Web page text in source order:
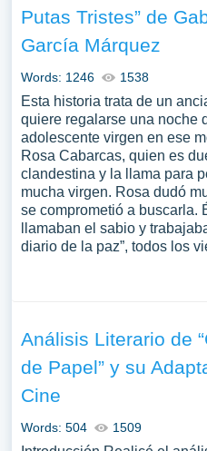
Putas Tristes” de
García Márquez
Words: 1246 1538
Esta historia trata de un
quiere regalarse una noche
adolescente virgen en ese
Rosa Cabarcas, quien es
clandestina y la llama para
mucha virgen. Rosa dudó
se comprometió a buscarla.
llamaban el sabio y
diario de la paz”, todos los
Análisis Literario de
de Papel” y su
Cine
Words: 504 1509